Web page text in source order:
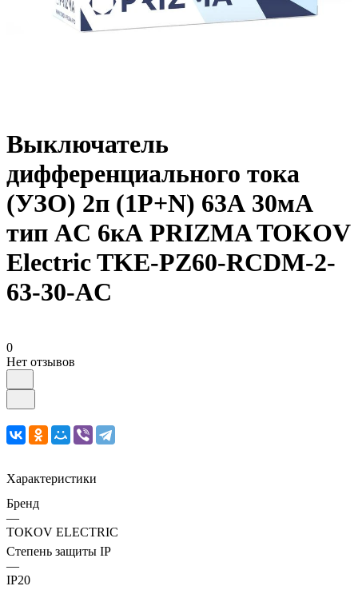
Выключатель
дифференциального тока
(УЗО) 2п (1P+N) 63А 30мА
тип AC 6кА PRIZMA TOKOV
Electric TKE-PZ60-RCDM-2-
63-30-AC
0
Нет отзывов
Характеристики
Бренд
—
TOKOV ELECTRIC
Степень защиты IP
—
IP20